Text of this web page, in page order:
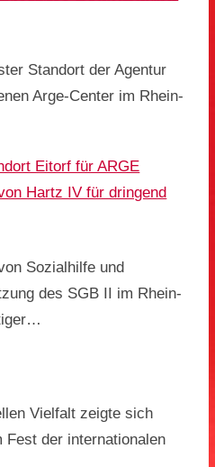
Standort der Agentur
Arge-Center im Rhein-
Eitorf für ARGE
Hartz IV für dringend
Sozialhilfe und
des SGB II im Rhein-
Vielfalt zeigte sich
Fest der internationalen